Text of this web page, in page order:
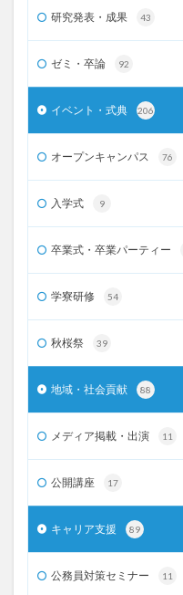
研究発表・成果 43
ゼミ・卒論 92
イベント・式典 206
オープンキャンパス 76
入学式 9
卒業式・卒業パーティー
学寮研修 54
秋桜祭 39
地域・社会貢献 88
メディア掲載・出演 11
公開講座 17
キャリア支援 89
公務員対策セミナー 11